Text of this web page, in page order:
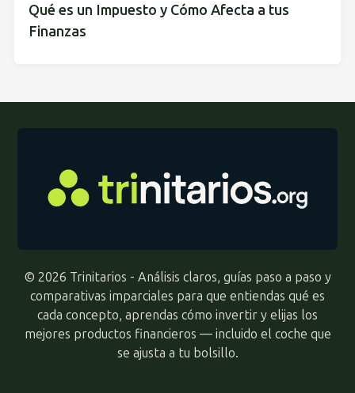
Qué es un Impuesto y Cómo Afecta a tus
Finanzas
© 2026 Trinitarios - Análisis claros, guías paso a paso y
comparativas imparciales para que entiendas qué es
cada concepto, aprendas cómo invertir y elijas los
mejores productos financieros — incluido el coche que
se ajusta a tu bolsillo.